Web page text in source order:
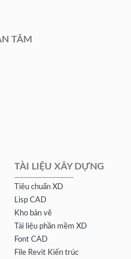
TÂM
TÀI LIỆU XÂY DỰNG
Tiêu chuẩn XD
Lisp CAD
Kho bản vẽ
Tài liệu phần mềm XD
Font CAD
File Revit Kiến trúc